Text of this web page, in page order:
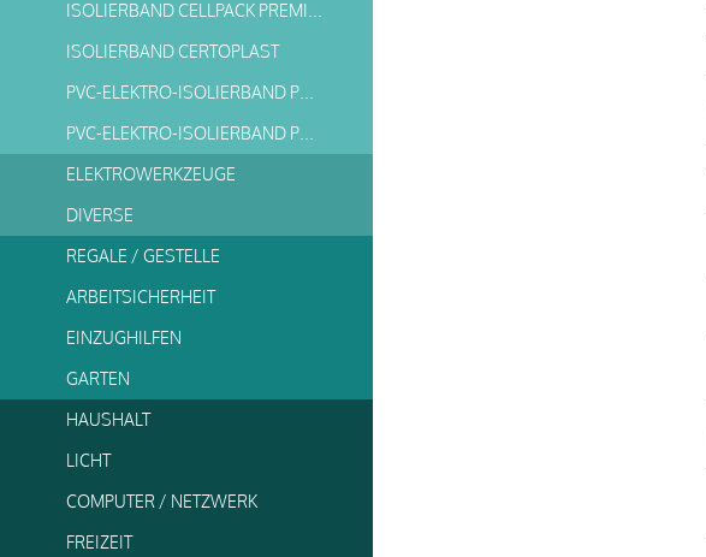
ISOLIERBAND CERTOPLAST
ELEKTROWERKZEUGE
DIVERSE
REGALE / GESTELLE
ARBEITSICHERHEIT
EINZUGHILFEN
GARTEN
HAUSHALT
LICHT
COMPUTER / NETZWERK
FREIZEIT